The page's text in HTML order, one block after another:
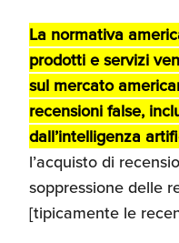
licenza
gli ITIN
Media
FDA
Ricerca
La normativa
prodotti e servizi
sul mercato
recensioni false,
dall’intelligenza
l’acquisto di
soppressione delle
[tipicamente le